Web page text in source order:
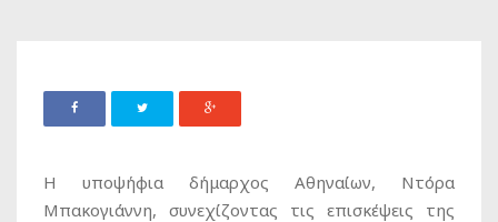
H υποψήφια δήμαρχος Αθηναίων, Ντόρα
Μπακογιάννη, συνεχίζοντας τις επισκέψεις της